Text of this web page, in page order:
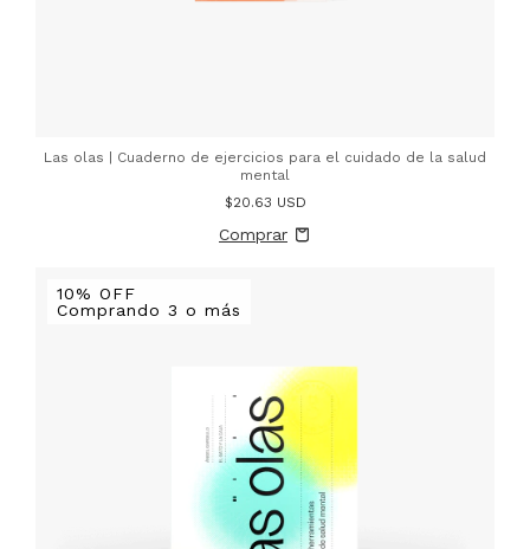
Las olas | Cuaderno de ejercicios para el cuidado de la salud
mental
$20.63 USD
10% OFF
Comprando 3 o más